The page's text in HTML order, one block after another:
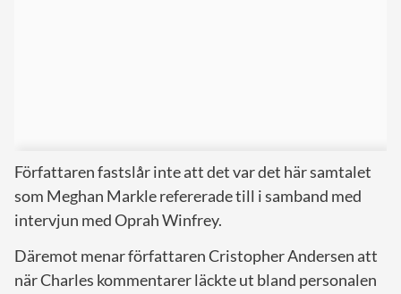
Författaren fastslår inte att det var det här samtalet
som Meghan Markle refererade till i samband med
intervjun med Oprah Winfrey.
Däremot menar författaren Cristopher Andersen att
när Charles kommentarer läckte ut bland personalen